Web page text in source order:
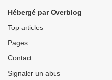
Hébergé par Overblog
Top articles
Pages
Contact
Signaler un abus